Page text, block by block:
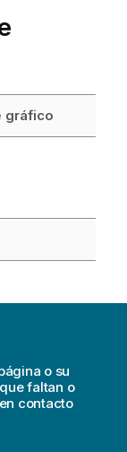
gráfico
o su
faltan o
contacto